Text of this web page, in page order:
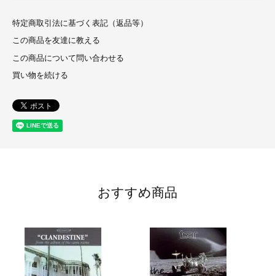
特定商取引法に基づく表記（返品等）
この商品を友達に教える
この商品について問い合わせる
買い物を続ける
おすすめ商品